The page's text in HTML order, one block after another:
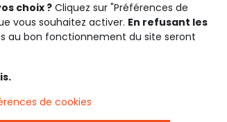
choix ? Cliquez sur "Préférences de
vous souhaitez activer. En refusant les
au bon fonctionnement du site seront
de cookies